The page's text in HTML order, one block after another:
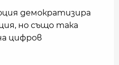
демократизира
но също така
цифров